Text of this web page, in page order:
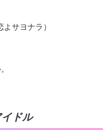
サヨナラ）
ドル